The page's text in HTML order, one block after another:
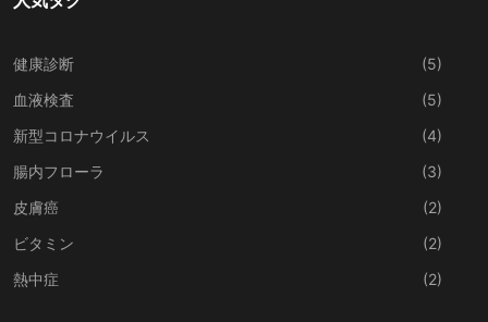
健康診断
(5)
血液検査
(5)
新型コロナウイルス
(4)
腸内フローラ
(3)
皮膚癌
(2)
ビタミン
(2)
熱中症
(2)